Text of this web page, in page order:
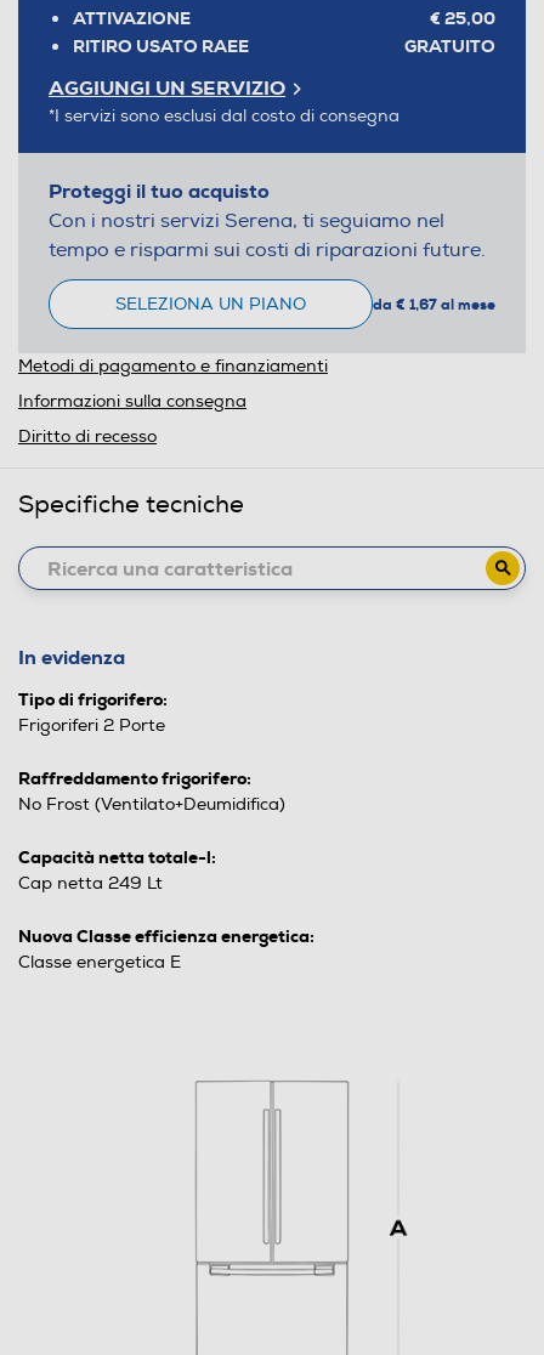
ATTIVAZIONE
€ 25,00
RITIRO USATO RAEE
GRATUITO
AGGIUNGI UN SERVIZIO
*I servizi sono esclusi dal costo di consegna
Proteggi il tuo acquisto
Con i nostri servizi Serena, ti seguiamo nel
tempo e risparmi sui costi di riparazioni future.
SELEZIONA UN PIANO da € 1,67 al mese
Metodi di pagamento e finanziamenti
Informazioni sulla consegna
Diritto di recesso
Specifiche tecniche
In evidenza
Tipo di frigorifero:
Frigoriferi 2 Porte
Raffreddamento frigorifero:
No Frost (Ventilato+Deumidifica)
Capacità netta totale-l:
Cap netta 249 Lt
Nuova Classe efficienza energetica:
Classe energetica E